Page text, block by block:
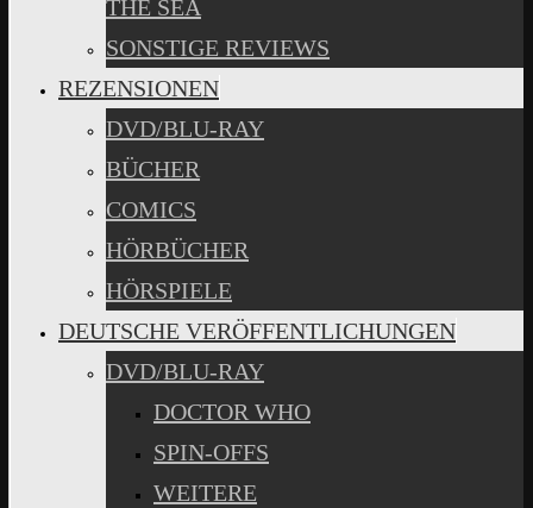
THE SEA
SONSTIGE REVIEWS
REZENSIONEN
DVD/BLU-RAY
BÜCHER
COMICS
HÖRBÜCHER
HÖRSPIELE
DEUTSCHE VERÖFFENTLICHUNGEN
DVD/BLU-RAY
DOCTOR WHO
SPIN-OFFS
WEITERE